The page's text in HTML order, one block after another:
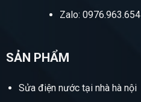
Zalo: 0976.963.654
SẢN PHẨM
Sửa điện nước tại nhà hà nội